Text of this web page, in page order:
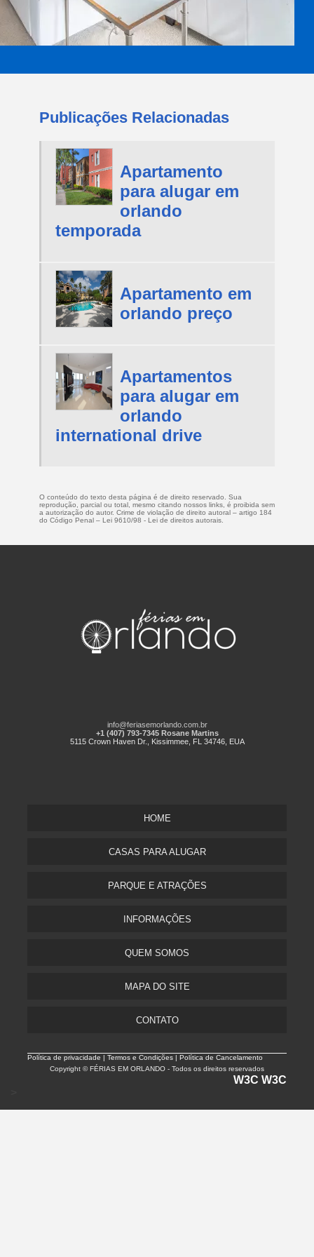
Publicações Relacionadas
Apartamento
para alugar em
orlando
temporada
Apartamento em
orlando preço
Apartamentos
para alugar em
orlando
international drive
O conteúdo do texto desta página é de direito reservado. Sua
reprodução, parcial ou total, mesmo citando nossos links, é proibida sem
a autorização do autor. Crime de violação de direito autoral – artigo 184
do Código Penal – Lei 9610/98 - Lei de direitos autorais
info@feriasemorlando.com.br
+1 (407) 793-7345 Rosane Martins
5115 Crown Haven Dr., Kissimmee, FL 34746, EUA
HOME
CASAS PARA ALUGAR
PARQUE E ATRAÇÕES
INFORMAÇÕES
QUEM SOMOS
MAPA DO SITE
CONTATO
Política de privacidade |Termos e Condições | Política de Cancelamento
Copyright © FÉRIAS EM ORLANDO - Todos os direitos reservados
W3C W3C